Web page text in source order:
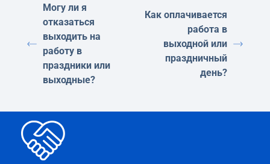
Могу ли я
отказаться
выходить на
работу в
праздники или
выходные?
Как оплачивается
работа в
выходной или
праздничный
день?